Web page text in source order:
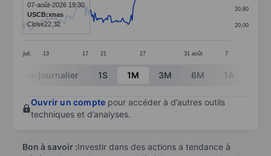
The chart has 1 X axis displaying categories.
The chart has 1 Y axis displaying values. Data
juil. 13 17 21 27 31 août 7
20,00
20,80
07-août-2026 19:30
USCB:xnas
Close22,32
End of interactive chart.
Intra-journalier 1S 1M 3M 6M 1A
Ouvrir un compte pour accéder à d’autres outils
techniques et d’analyses.
Bon à savoir :Investir dans des actions a tendance à